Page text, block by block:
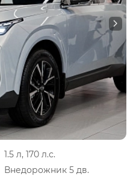
1.5 л, 170 л.с.
Внедорожник 5 дв.